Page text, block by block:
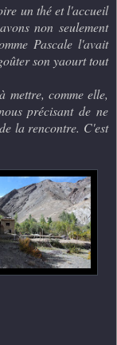
un thé et l'accueil
non seulement
Pascale l'avait
son yaourt tout
mettre, comme elle,
précisant de ne
la rencontre. C'est